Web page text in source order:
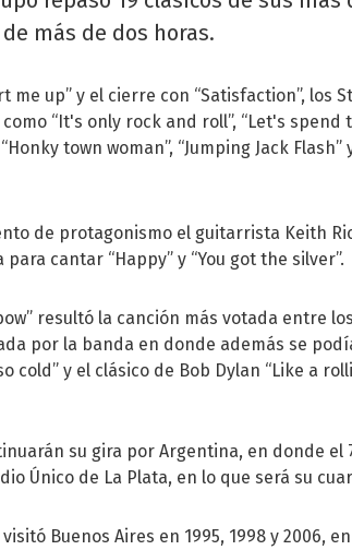
más de dos horas.
me up” y el cierre con “Satisfaction”, los
“It's only rock and roll”, “Let's spend
town woman”, “Jumping Jack
de protagonismo el guitarrista Keith
cantar “Happy” y “You got the silver”.
resultó la canción más votada entre
por la banda en donde además se
cold” y el clásico de Bob Dylan “Like a
su gira por Argentina, en donde el
Único de La Plata, en lo que será su
Buenos Aires en 1995, 1998 y 2006,